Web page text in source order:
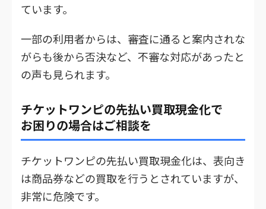
ています。
一部の利用者からは、審査に通ると案内されな
がらも後から否決など、不審な対応があったと
の声も見られます。
チケットワンピの先払い買取現金化で
お困りの場合はご相談を
チケットワンピの先払い買取現金化は、表向き
は商品券などの買取を行うとされていますが、
非常に危険です。